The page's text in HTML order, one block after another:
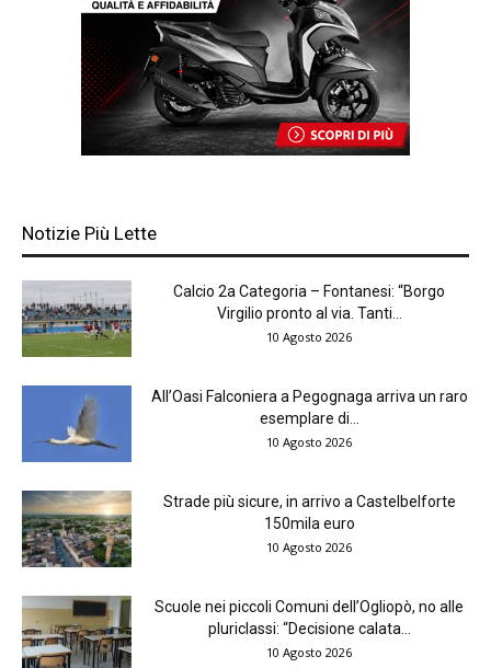
Notizie Più Lette
Calcio 2a Categoria – Fontanesi: “Borgo
Virgilio pronto al via. Tanti...
10 Agosto 2026
All’Oasi Falconiera a Pegognaga arriva un raro
esemplare di...
10 Agosto 2026
Strade più sicure, in arrivo a Castelbelforte
150mila euro
10 Agosto 2026
Scuole nei piccoli Comuni dell’Ogliopò, no alle
pluriclassi: “Decisione calata...
10 Agosto 2026